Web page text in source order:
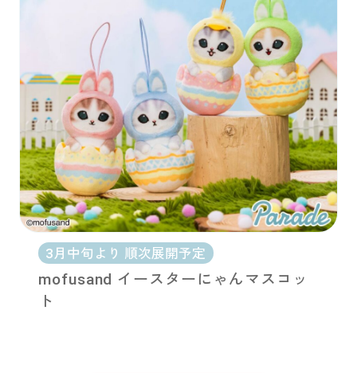
3月中旬より 順次展開予定
mofusand イースターにゃんマスコッ
ト